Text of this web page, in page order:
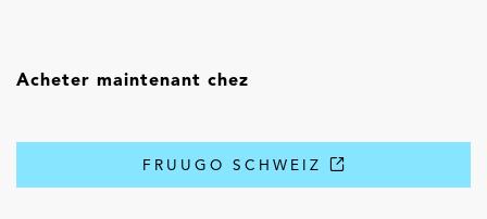
Acheter maintenant chez
FRUUGO SCHWEIZ